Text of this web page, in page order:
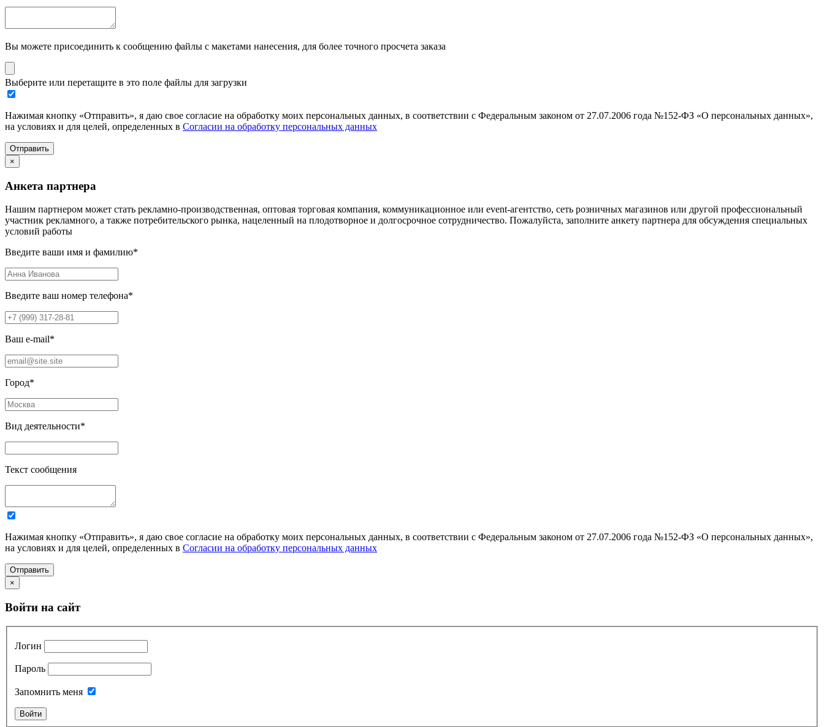
Вы можете присоединить к сообщению файлы с макетами нанесения, для более точного просчета заказа
Выберите или перетащите в это поле файлы для загрузки
Нажимая кнопку «Отправить», я даю свое согласие на обработку моих персональных данных, в соответствии с Федеральным законом от 27.07.2006 года №152-ФЗ «О персональных данных»,
на условиях и для целей, определенных в Согласии на обработку персональных данных
Отправить
×
Анкета партнера
Нашим партнером может стать рекламно-производственная, оптовая торговая компания, коммуникационное или event-агентство, сеть розничных магазинов или другой профессиональный
участник рекламного, а также потребительского рынка, нацеленный на плодотворное и долгосрочное сотрудничество. Пожалуйста, заполните анкету партнера для обсуждения специальных
условий работы
Введите ваши имя и фамилию*
Введите ваш номер телефона*
Ваш e-mail*
Город*
Вид деятельности*
Текст сообщения
Нажимая кнопку «Отправить», я даю свое согласие на обработку моих персональных данных, в соответствии с Федеральным законом от 27.07.2006 года №152-ФЗ «О персональных данных»,
на условиях и для целей, определенных в Согласии на обработку персональных данных
Отправить
×
Войти на сайт
Логин
Пароль
Запомнить меня
Войти